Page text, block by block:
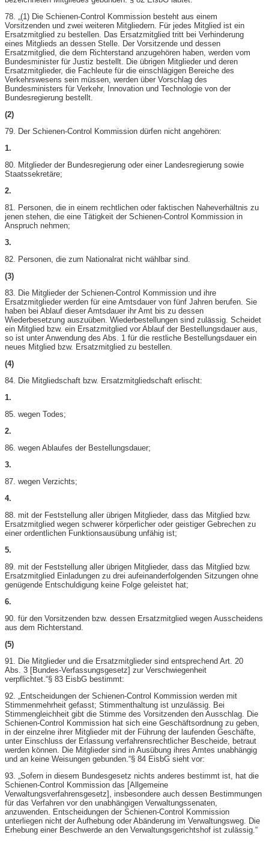
78. „(1) Die Schienen-​Control Kommission besteht aus einem
Vorsitzenden und zwei weiteren Mitgliedern. Für jedes Mitglied ist ein
Ersatzmitglied zu bestellen. Das Ersatzmitglied tritt bei Verhinderung
eines Mitglieds an dessen Stelle. Der Vorsitzende und dessen
Ersatzmitglied, die dem Richterstand anzugehören haben, werden vom
Bundesminister für Justiz bestellt. Die übrigen Mitglieder und deren
Ersatzmitglieder, die Fachleute für die einschlägigen Bereiche des
Verkehrswesens sein müssen, werden über Vorschlag des
Bundesministers für Verkehr, Innovation und Technologie von der
Bundesregierung bestellt.
(2)
79. Der Schienen-​Control Kommission dürfen nicht angehören:
1.
80. Mitglieder der Bundesregierung oder einer Landesregierung sowie
Staatssekretäre;
2.
81. Personen, die in einem rechtlichen oder faktischen Naheverhältnis zu
jenen stehen, die eine Tätigkeit der Schienen-​Control Kommission in
Anspruch nehmen;
3.
82. Personen, die zum Nationalrat nicht wählbar sind.
(3)
83. Die Mitglieder der Schienen-​Control Kommission und ihre
Ersatzmitglieder werden für eine Amtsdauer von fünf Jahren berufen. Sie
haben bei Ablauf dieser Amtsdauer ihr Amt bis zu dessen
Wiederbesetzung auszuüben. Wiederbestellungen sind zulässig. Scheidet
ein Mitglied bzw. ein Ersatzmitglied vor Ablauf der Bestellungsdauer aus,
so ist unter Anwendung des Abs. 1 für die restliche Bestellungsdauer ein
neues Mitglied bzw. Ersatzmitglied zu bestellen.
(4)
84. Die Mitgliedschaft bzw. Ersatzmitgliedschaft erlischt:
1.
85. wegen Todes;
2.
86. wegen Ablaufes der Bestellungsdauer;
3.
87. wegen Verzichts;
4.
88. mit der Feststellung aller übrigen Mitglieder, dass das Mitglied bzw.
Ersatzmitglied wegen schwerer körperlicher oder geistiger Gebrechen zu
einer ordentlichen Funktionsausübung unfähig ist;
5.
89. mit der Feststellung aller übrigen Mitglieder, dass das Mitglied bzw.
Ersatzmitglied Einladungen zu drei aufeinanderfolgenden Sitzungen ohne
genügende Entschuldigung keine Folge geleistet hat;
6.
90. für den Vorsitzenden bzw. dessen Ersatzmitglied wegen Ausscheidens
aus dem Richterstand.
(5)
91. Die Mitglieder und die Ersatzmitglieder sind entsprechend Art. 20
Abs. 3 [Bundes-​Verfassungsgesetz] zur Verschwiegenheit
verpflichtet.“§ 83 EisbG bestimmt:
92. „Entscheidungen der Schienen-​Control Kommission werden mit
Stimmenmehrheit gefasst; Stimmenthaltung ist unzulässig. Bei
Stimmengleichheit gibt die Stimme des Vorsitzenden den Ausschlag. Die
Schienen-​Control Kommission hat sich eine Geschäftsordnung zu geben,
in der einzelne ihrer Mitglieder mit der Führung der laufenden Geschäfte,
unter Einschluss der Erlassung verfahrensrechtlicher Bescheide, betraut
werden können. Die Mitglieder sind in Ausübung ihres Amtes unabhängig
und an keine Weisungen gebunden.“§ 84 EisbG sieht vor:
93. „Sofern in diesem Bundesgesetz nichts anderes bestimmt ist, hat die
Schienen-​Control Kommission das [Allgemeine
Verwaltungsverfahrensgesetz], insbesondere auch dessen Bestimmungen
für das Verfahren vor den unabhängigen Verwaltungssenaten,
anzuwenden. Entscheidungen der Schienen-​Control Kommission
unterliegen nicht der Aufhebung oder Abänderung im Verwaltungsweg. Die
Erhebung einer Beschwerde an den Verwaltungsgerichtshof ist zulässig.“